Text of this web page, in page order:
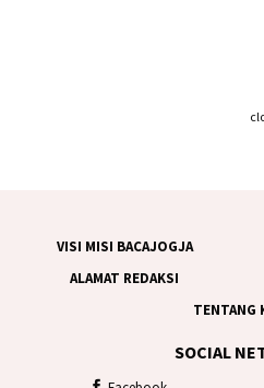
VISI MISI BACAJOGJA
ALAMAT REDAKSI
TENTANG
SOCIAL